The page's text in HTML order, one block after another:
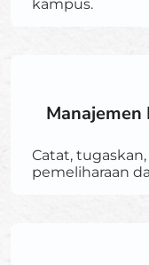
kampus.
Manajemen
Catat,
pemeliharaan